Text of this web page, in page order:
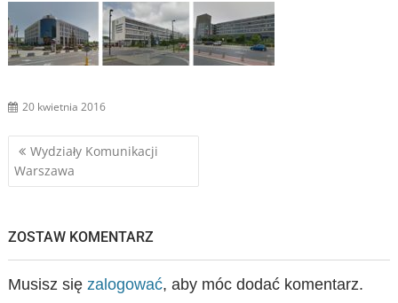
20 kwietnia 2016
Nawigacja
wpisu
Wydziały Komunikacji
Warszawa
ZOSTAW KOMENTARZ
Musisz się zalogować, aby móc dodać komentarz.